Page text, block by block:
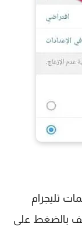
تليجرام
بالضغط على